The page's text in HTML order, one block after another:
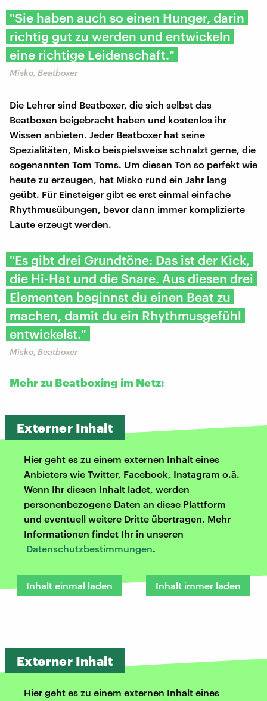
"Sie haben auch so einen Hunger, darin
richtig gut zu werden und entwickeln
eine richtige Leidenschaft."
Misko, Beatboxer
Die Lehrer sind Beatboxer, die sich selbst das
Beatboxen beigebracht haben und kostenlos ihr
Wissen anbieten. Jeder Beatboxer hat seine
Spezialitäten, Misko beispielsweise schnalzt gerne, die
sogenannten Tom Toms. Um diesen Ton so perfekt wie
heute zu erzeugen, hat Misko rund ein Jahr lang
geübt. Für Einsteiger gibt es erst einmal einfache
Rhythmusübungen, bevor dann immer komplizierte
Laute erzeugt werden.
"Es gibt drei Grundtöne: Das ist der Kick,
die Hi-Hat und die Snare. Aus diesen drei
Elementen beginnst du einen Beat zu
machen, damit du ein Rhythmusgefühl
entwickelst."
Misko, Beatboxer
Mehr zu Beatboxing im Netz:
Externer Inhalt
Hier geht es zu einem externen Inhalt eines
Anbieters wie Twitter, Facebook, Instagram o.ä.
Wenn Ihr diesen Inhalt ladet, werden
personenbezogene Daten an diese Plattform
und eventuell weitere Dritte übertragen. Mehr
Informationen findet Ihr in unseren
Datenschutzbestimmungen.
Inhalt einmal laden Inhalt immer laden
Externer Inhalt
Hier geht es zu einem externen Inhalt eines